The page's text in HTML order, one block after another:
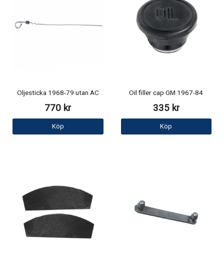
Oljesticka 1968-79 utan AC
770 kr
Köp
Oil filler cap GM 1967-84
335 kr
Köp